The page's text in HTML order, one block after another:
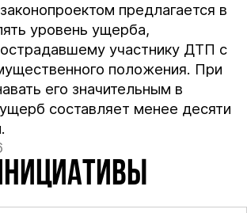
предлагается в
уровень ущерба,
участнику ДТП с
положения. При
его значительным в
составляет менее десяти